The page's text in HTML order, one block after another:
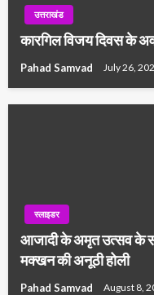
उत्तराखंड
कारगिल विजय दिवस के
Pahad Samvad July 26,
स्लाइडर
आजादी के अमृत उत्सव के
मक्खन की अनूठी होली
Pahad Samvad August 8,